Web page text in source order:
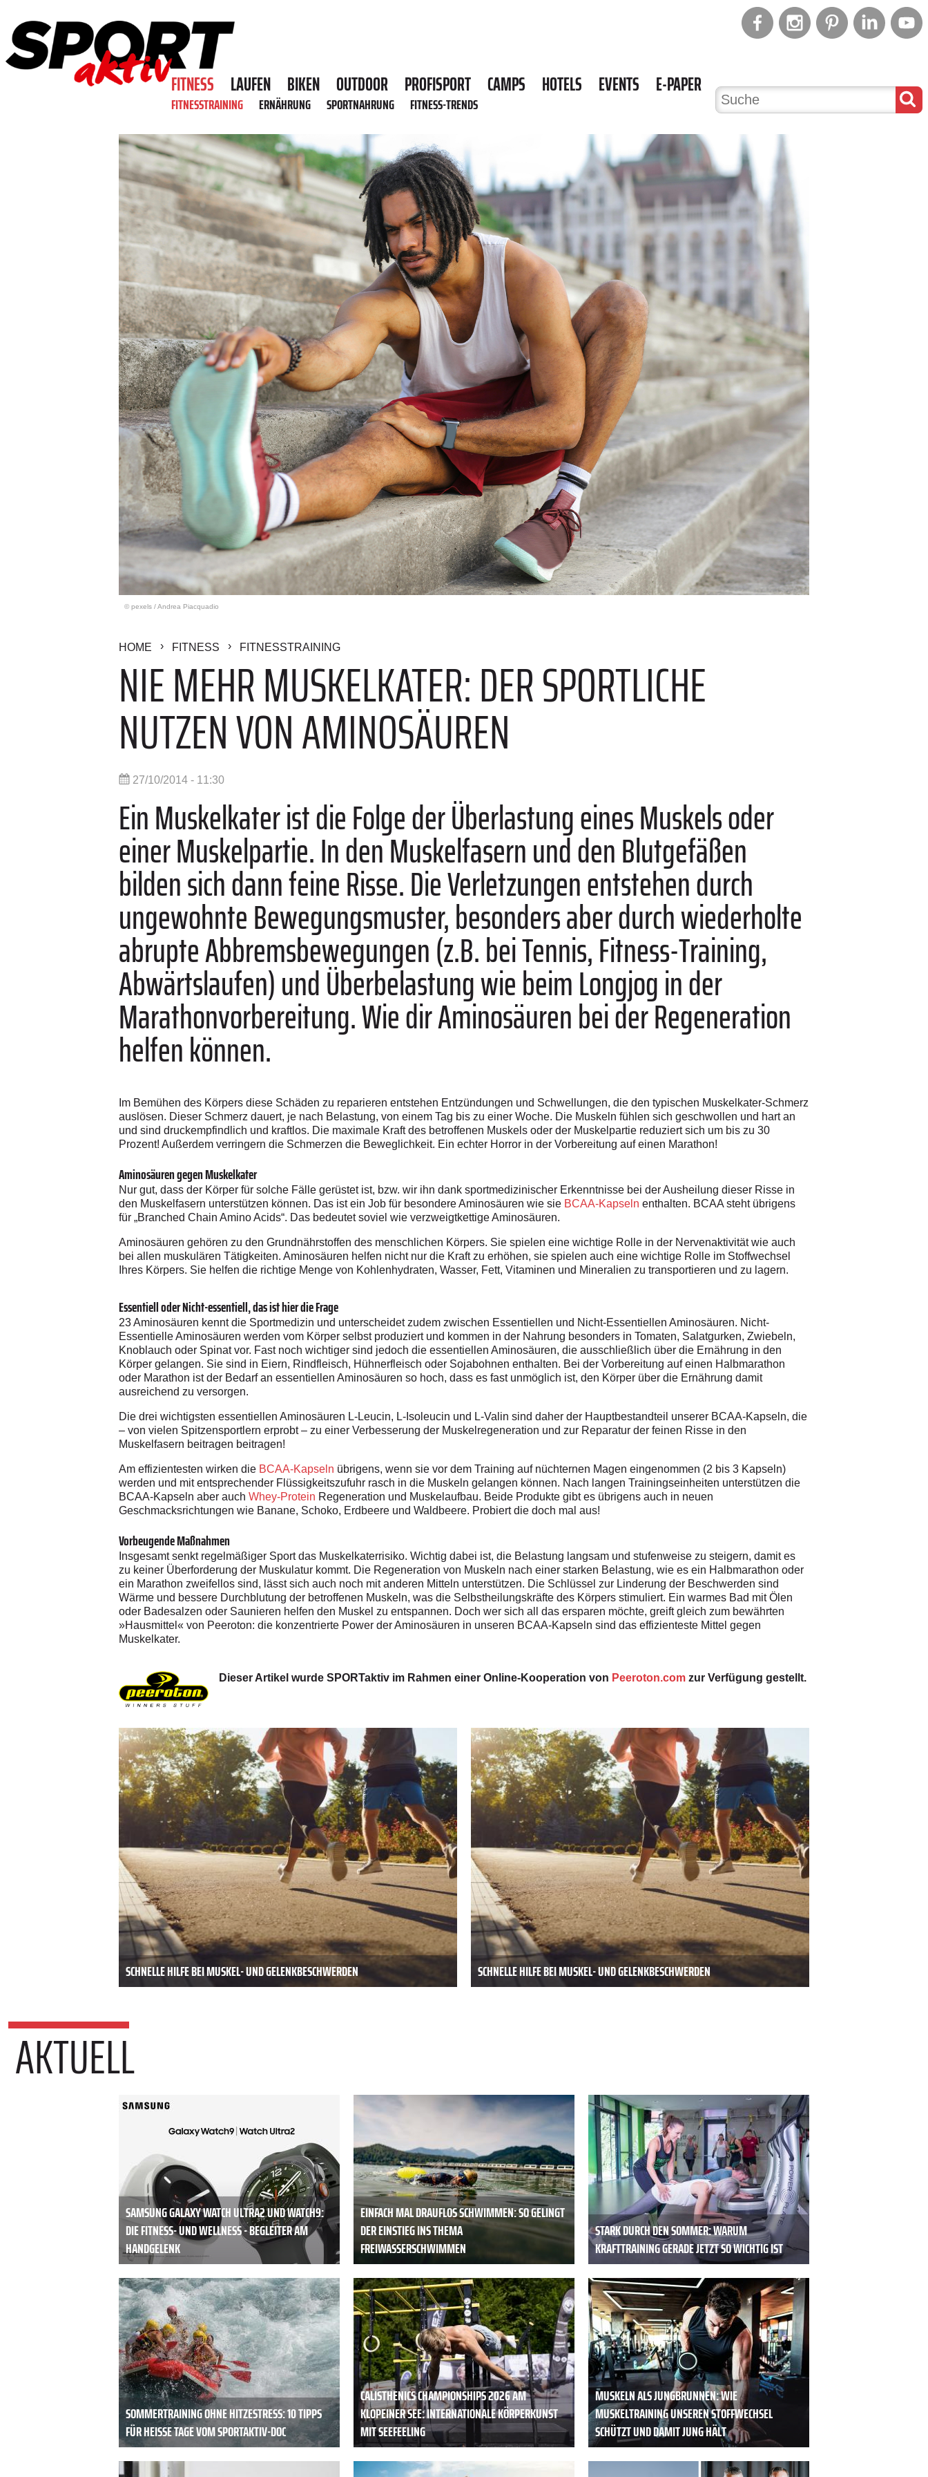
FITNESS LAUFEN BIKEN OUTDOOR PROFISPORT CAMPS HOTELS EVENTS E-PAPER
FITNESSTRAINING ERNÄHRUNG SPORTNAHRUNG FITNESS-TRENDS
© pexels / Andrea Piacquadio
HOME FITNESS FITNESSTRAINING
NIE MEHR MUSKELKATER: DER SPORTLICHE
NUTZEN VON AMINOSÄUREN
27/10/2014 - 11:30
Ein Muskelkater ist die Folge der Überlastung eines Muskels oder
einer Muskelpartie. In den Muskelfasern und den Blutgefäßen
bilden sich dann feine Risse. Die Verletzungen entstehen durch
ungewohnte Bewegungsmuster, besonders aber durch wiederholte
abrupte Abbremsbewegungen (z.B. bei Tennis, Fitness-Training,
Abwärtslaufen) und Überbelastung wie beim Longjog in der
Marathonvorbereitung. Wie dir Aminosäuren bei der Regeneration
helfen können.
Im Bemühen des Körpers diese Schäden zu reparieren entstehen Entzündungen und Schwellungen, die den typischen Muskelkater-Schmerz
auslösen. Dieser Schmerz dauert, je nach Belastung, von einem Tag bis zu einer Woche. Die Muskeln fühlen sich geschwollen und hart an
und sind druckempfindlich und kraftlos. Die maximale Kraft des betroffenen Muskels oder der Muskelpartie reduziert sich um bis zu 30
Prozent! Außerdem verringern die Schmerzen die Beweglichkeit. Ein echter Horror in der Vorbereitung auf einen Marathon!
Aminosäuren gegen Muskelkater
Nur gut, dass der Körper für solche Fälle gerüstet ist, bzw. wir ihn dank sportmedizinischer Erkenntnisse bei der Ausheilung dieser Risse in
den Muskelfasern unterstützen können. Das ist ein Job für besondere Aminosäuren wie sie BCAA-Kapseln enthalten. BCAA steht übrigens
für „Branched Chain Amino Acids“. Das bedeutet soviel wie verzweigtkettige Aminosäuren.
Aminosäuren gehören zu den Grundnährstoffen des menschlichen Körpers. Sie spielen eine wichtige Rolle in der Nervenaktivität wie auch
bei allen muskulären Tätigkeiten. Aminosäuren helfen nicht nur die Kraft zu erhöhen, sie spielen auch eine wichtige Rolle im Stoffwechsel
Ihres Körpers. Sie helfen die richtige Menge von Kohlenhydraten, Wasser, Fett, Vitaminen und Mineralien zu transportieren und zu lagern.
Essentiell oder Nicht-essentiell, das ist hier die Frage
23 Aminosäuren kennt die Sportmedizin und unterscheidet zudem zwischen Essentiellen und Nicht-Essentiellen Aminosäuren. Nicht-
Essentielle Aminosäuren werden vom Körper selbst produziert und kommen in der Nahrung besonders in Tomaten, Salatgurken, Zwiebeln,
Knoblauch oder Spinat vor. Fast noch wichtiger sind jedoch die essentiellen Aminosäuren, die ausschließlich über die Ernährung in den
Körper gelangen. Sie sind in Eiern, Rindfleisch, Hühnerfleisch oder Sojabohnen enthalten. Bei der Vorbereitung auf einen Halbmarathon
oder Marathon ist der Bedarf an essentiellen Aminosäuren so hoch, dass es fast unmöglich ist, den Körper über die Ernährung damit
ausreichend zu versorgen.
Die drei wichtigsten essentiellen Aminosäuren L-Leucin, L-Isoleucin und L-Valin sind daher der Hauptbestandteil unserer BCAA-Kapseln, die
– von vielen Spitzensportlern erprobt – zu einer Verbesserung der Muskelregeneration und zur Reparatur der feinen Risse in den
Muskelfasern beitragen beitragen!
Am effizientesten wirken die BCAA-Kapseln übrigens, wenn sie vor dem Training auf nüchternen Magen eingenommen (2 bis 3 Kapseln)
werden und mit entsprechender Flüssigkeitszufuhr rasch in die Muskeln gelangen können. Nach langen Trainingseinheiten unterstützen die
BCAA-Kapseln aber auch Whey-Protein Regeneration und Muskelaufbau. Beide Produkte gibt es übrigens auch in neuen
Geschmacksrichtungen wie Banane, Schoko, Erdbeere und Waldbeere. Probiert die doch mal aus!
Vorbeugende Maßnahmen
Insgesamt senkt regelmäßiger Sport das Muskelkaterrisiko. Wichtig dabei ist, die Belastung langsam und stufenweise zu steigern, damit es
zu keiner Überforderung der Muskulatur kommt. Die Regeneration von Muskeln nach einer starken Belastung, wie es ein Halbmarathon oder
ein Marathon zweifellos sind, lässt sich auch noch mit anderen Mitteln unterstützen. Die Schlüssel zur Linderung der Beschwerden sind
Wärme und bessere Durchblutung der betroffenen Muskeln, was die Selbstheilungskräfte des Körpers stimuliert. Ein warmes Bad mit Ölen
oder Badesalzen oder Saunieren helfen den Muskel zu entspannen. Doch wer sich all das ersparen möchte, greift gleich zum bewährten
»Hausmittel« von Peeroton: die konzentrierte Power der Aminosäuren in unseren BCAA-Kapseln sind das effizienteste Mittel gegen
Muskelkater.
Dieser Artikel wurde SPORTaktiv im Rahmen einer Online-Kooperation von Peeroton.com zur Verfügung gestellt.
SCHNELLE HILFE BEI MUSKEL- UND GELENKBESCHWERDEN SCHNELLE HILFE BEI MUSKEL- UND GELENKBESCHWERDEN
AKTUELL
SAMSUNG GALAXY WATCH ULTRA2 UND WATCH9:
DIE FITNESS- UND WELLNESS - BEGLEITER AM
HANDGELENK
EINFACH MAL DRAUFLOS SCHWIMMEN: SO GELINGT
DER EINSTIEG INS THEMA
FREIWASSERSCHWIMMEN
STARK DURCH DEN SOMMER: WARUM
KRAFTTRAINING GERADE JETZT SO WICHTIG IST
SOMMERTRAINING OHNE HITZESTRESS: 10 TIPPS
FÜR HEISSE TAGE VOM SPORTAKTIV-DOC
CALISTHENICS CHAMPIONSHIPS 2026 AM
KLOPEINER SEE: INTERNATIONALE KÖRPERKUNST
MIT SEEFEELING
MUSKELN ALS JUNGBRUNNEN: WIE
MUSKELTRAINING UNSEREN STOFFWECHSEL
SCHÜTZT UND DAMIT JUNG HÄLT